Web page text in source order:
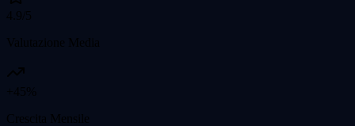
4.9/5
Valutazione Media
+45%
Crescita Mensile